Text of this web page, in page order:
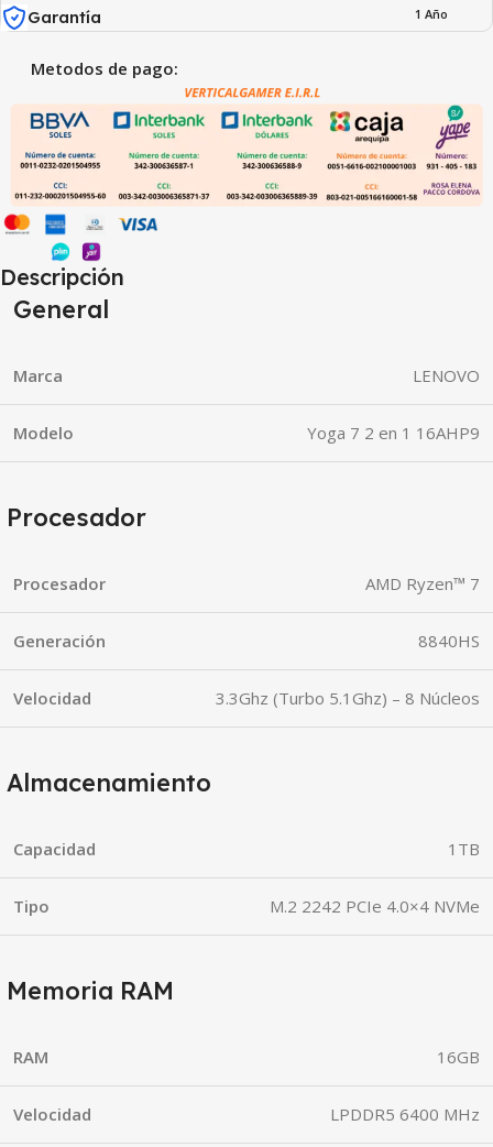
Garantía 1 Año
Metodos de pago:
Descripción
General
Marca LENOVO
Modelo Yoga 7 2 en 1 16AHP9
Procesador
Procesador AMD Ryzen™ 7
Generación 8840HS
Velocidad 3.3Ghz (Turbo 5.1Ghz) – 8 Núcleos
Almacenamiento
Capacidad 1TB
Tipo M.2 2242 PCIe 4.0×4 NVMe
Memoria RAM
RAM 16GB
Velocidad LPDDR5 6400 MHz